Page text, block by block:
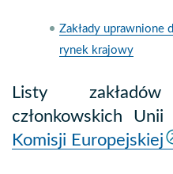
Zakłady uprawnione
rynek krajowy
Listy
członkowskich
Komisji Europejskiej